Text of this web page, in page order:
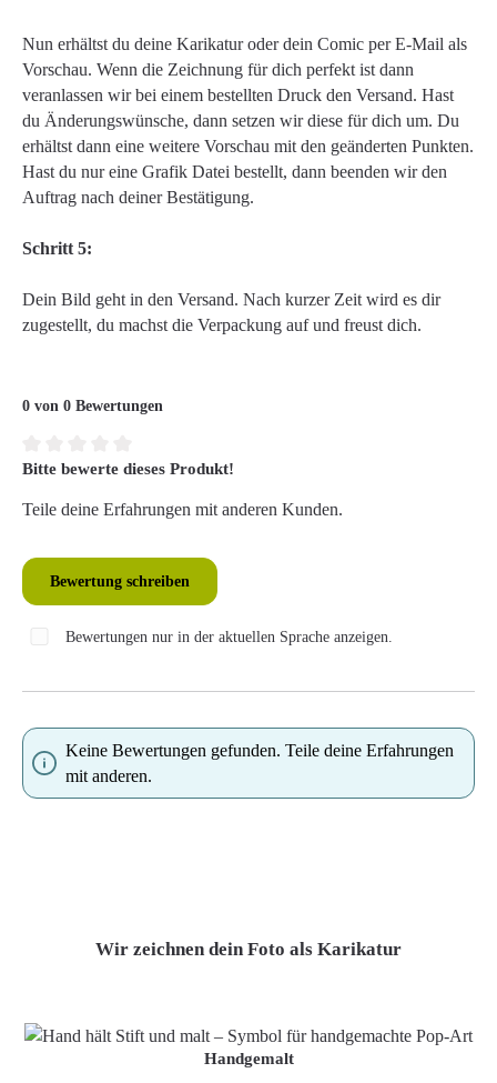
Nun erhältst du deine Karikatur oder dein Comic per E-Mail als
Vorschau. Wenn die Zeichnung für dich perfekt ist dann
veranlassen wir bei einem bestellten Druck den Versand. Hast
du Änderungswünsche, dann setzen wir diese für dich um. Du
erhältst dann eine weitere Vorschau mit den geänderten Punkten.
Hast du nur eine Grafik Datei bestellt, dann beenden wir den
Auftrag nach deiner Bestätigung.
Schritt 5:
Dein Bild geht in den Versand. Nach kurzer Zeit wird es dir
zugestellt, du machst die Verpackung auf und freust dich.
0 von 0 Bewertungen
Durchschnittliche Bewertung von 0 von 5 Sternen
Bitte bewerte dieses Produkt!
Teile deine Erfahrungen mit anderen Kunden.
Bewertung schreiben
Bewertungen nur in der aktuellen Sprache anzeigen.
Keine Bewertungen gefunden. Teile deine Erfahrungen
mit anderen.
Wir zeichnen dein Foto als Karikatur
Handgemalt